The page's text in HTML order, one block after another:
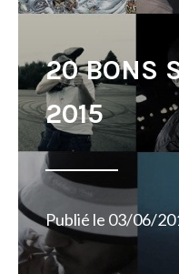
20 BONS
2015
Publié le 03/06/